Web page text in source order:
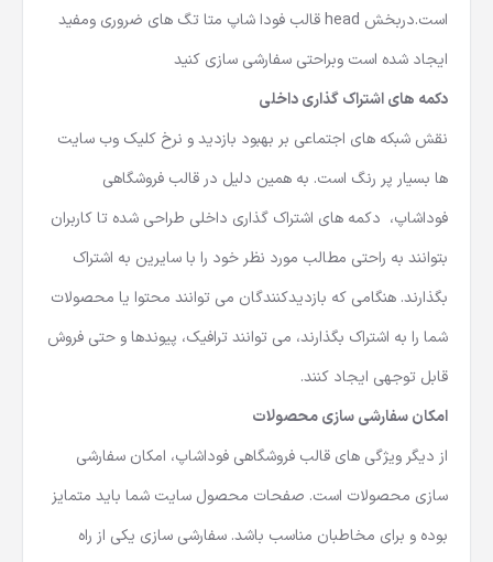
است.دربخش head قالب فودا شاپ متا تگ های ضروری ومفید
ایجاد شده است وبراحتی سفارشی سازی کنید
دکمه های اشتراک گذاری داخلی
نقش شبکه های اجتماعی بر بهبود بازدید و نرخ کلیک وب سایت
ها بسیار پر رنگ است. به همین دلیل در قالب فروشگاهی
فوداشاپ، دکمه های اشتراک گذاری داخلی طراحی شده تا کاربران
بتوانند به راحتی مطالب مورد نظر خود را با سایرین به اشتراک
بگذارند. هنگامی که بازدیدکنندگان می توانند محتوا یا محصولات
شما را به اشتراک بگذارند، می توانند ترافیک، پیوندها و حتی فروش
قابل توجهی ایجاد کنند.
امکان سفارشی سازی محصولات
از دیگر ویژگی های قالب فروشگاهی فوداشاپ، امکان سفارشی
سازی محصولات است. صفحات محصول سایت شما باید متمایز
بوده و برای مخاطبان مناسب باشد. سفارشی سازی یکی از راه